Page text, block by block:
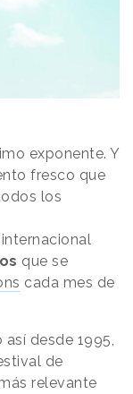
exponente. Y
fresco que
los
que se
cada mes de
así desde 1995,
de
relevante